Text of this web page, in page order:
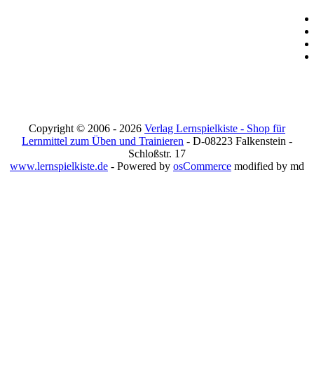
Copyright © 2006 - 2026 Verlag Lernspielkiste - Shop für
Lernmittel zum Üben und Trainieren - D-08223 Falkenstein -
Schloßstr. 17
www.lernspielkiste.de - Powered by osCommerce modified by md